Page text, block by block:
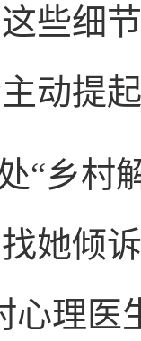
些细
动提
“乡村
她倾
心理医